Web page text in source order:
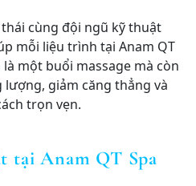
cùng đội ngũ kỹ thuật
mỗi liệu trình tại Anam QT
một buổi massage mà còn
giảm căng thẳng và
trọn vẹn.
tại Anam QT Spa